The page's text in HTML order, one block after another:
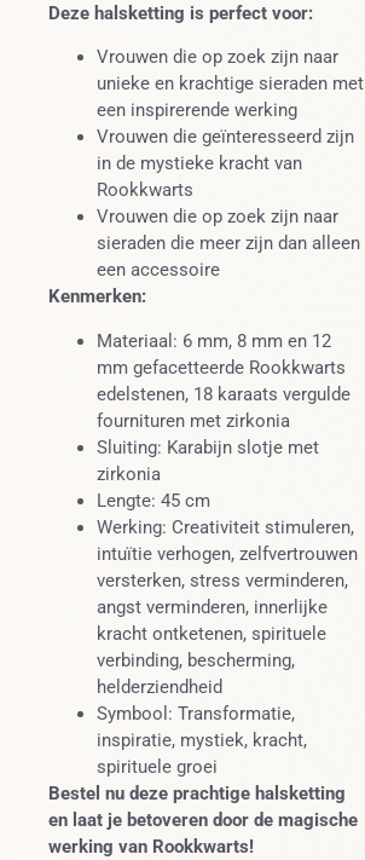
Deze halsketting is perfect voor:
Vrouwen die op zoek zijn naar
unieke en krachtige sieraden met
een inspirerende werking
Vrouwen die geïnteresseerd zijn
in de mystieke kracht van
Rookkwarts
Vrouwen die op zoek zijn naar
sieraden die meer zijn dan alleen
een accessoire
Kenmerken:
Materiaal: 6 mm, 8 mm en 12
mm gefacetteerde Rookkwarts
edelstenen, 18 karaats vergulde
fournituren met zirkonia
Sluiting: Karabijn slotje met
zirkonia
Lengte: 45 cm
Werking: Creativiteit stimuleren,
intuïtie verhogen, zelfvertrouwen
versterken, stress verminderen,
angst verminderen, innerlijke
kracht ontketenen, spirituele
verbinding, bescherming,
helderziendheid
Symbool: Transformatie,
inspiratie, mystiek, kracht,
spirituele groei
Bestel nu deze prachtige halsketting
en laat je betoveren door de magische
werking van Rookkwarts!